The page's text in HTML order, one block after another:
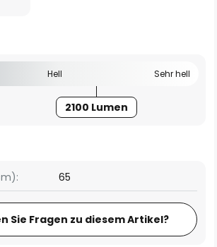
Hell Sehr hell
2100 Lumen
65
Sie Fragen zu diesem Artikel?